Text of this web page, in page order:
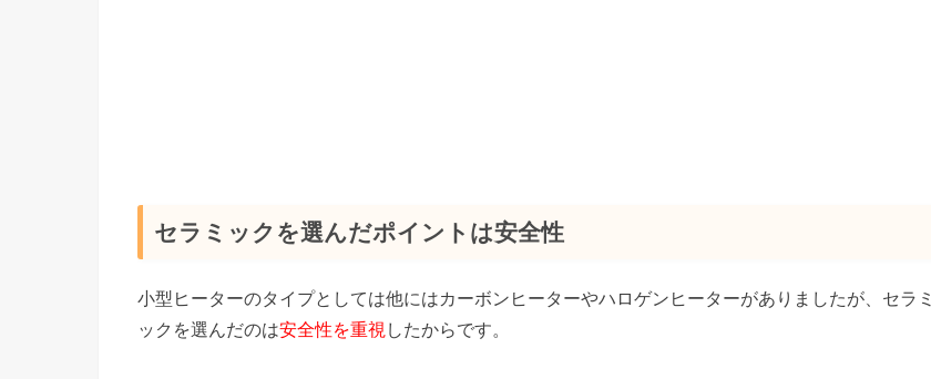
セラミックを選んだポイントは安全性
小型ヒーターのタイプとしては他にはカーボンヒーターやハロゲンヒーターがありましたが、セラミ
ックを選んだのは安全性を重視 したからです。